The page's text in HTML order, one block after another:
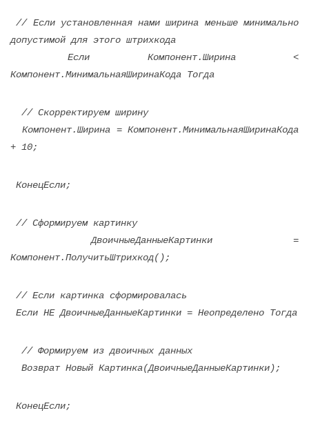
// Если установленная нами ширина меньше минимально
допустимой для этого штрихкода
Если Компонент.Ширина <
Компонент.МинимальнаяШиринаКода Тогда
// Скорректируем ширину
Компонент.Ширина = Компонент.МинимальнаяШиринаКода
+ 10;
КонецЕсли;
// Сформируем картинку
ДвоичныеДанныеКартинки =
Компонент.ПолучитьШтрихкод();
// Если картинка сформировалась
Если НЕ ДвоичныеДанныеКартинки = Неопределено Тогда
// Формируем из двоичных данных
Возврат Новый Картинка(ДвоичныеДанныеКартинки);
КонецЕсли;